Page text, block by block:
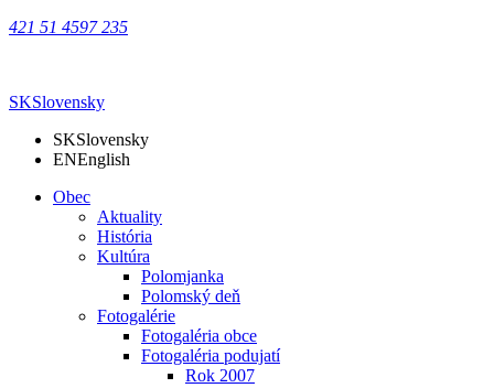
421 51 4597 235
SKSlovensky
SKSlovensky
ENEnglish
Obec
Aktuality
História
Kultúra
Polomjanka
Polomský deň
Fotogalérie
Fotogaléria obce
Fotogaléria podujatí
Rok 2007